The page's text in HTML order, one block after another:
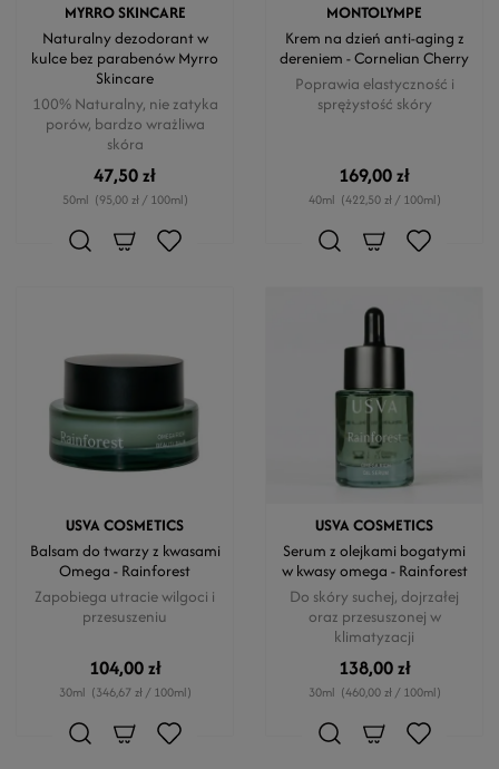
MYRRO SKINCARE
Naturalny dezodorant w
kulce bez parabenów Myrro
Skincare
100% Naturalny, nie zatyka
porów, bardzo wrażliwa
skóra
47,50 zł
50ml (95,00 zł / 100ml)
MONTOLYMPE
Krem na dzień anti-aging z
dereniem - Cornelian Cherry
Poprawia elastyczność i
sprężystość skóry
169,00 zł
40ml (422,50 zł / 100ml)
USVA COSMETICS
Balsam do twarzy z kwasami
Omega - Rainforest
Zapobiega utracie wilgoci i
przesuszeniu
104,00 zł
30ml (346,67 zł / 100ml)
USVA COSMETICS
Serum z olejkami bogatymi
w kwasy omega - Rainforest
Do skóry suchej, dojrzałej
oraz przesuszonej w
klimatyzacji
138,00 zł
30ml (460,00 zł / 100ml)